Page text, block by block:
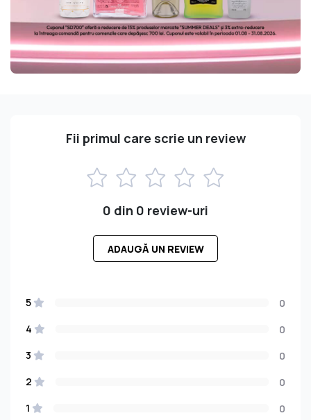
Fii primul care scrie un review
0 din 0 review-uri
ADAUGĂ UN REVIEW
5
0
4
0
3
0
2
0
1
0